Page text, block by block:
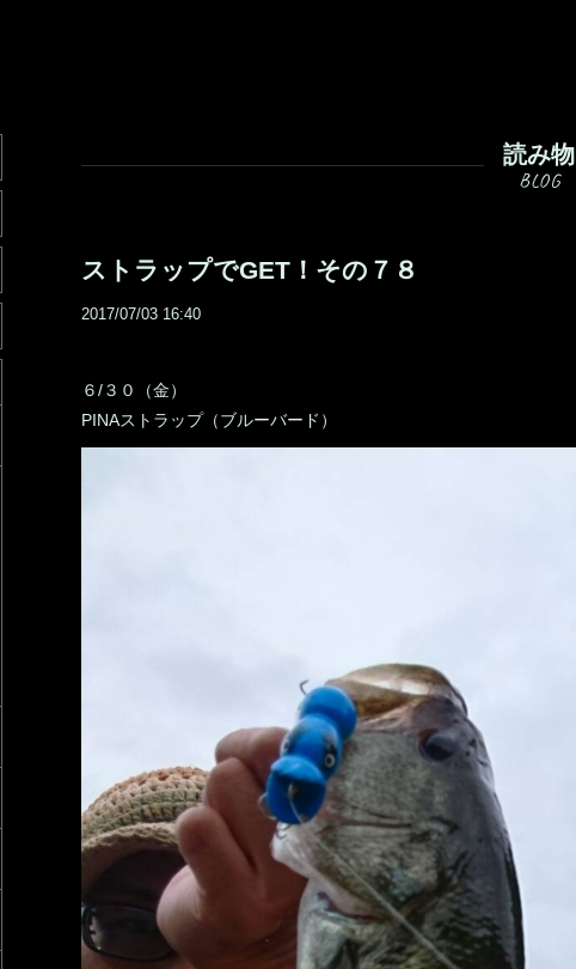
読み物
ストラップでGET！その７８
2017/07/03 16:40
６/３０（金）
PINAストラップ（ブルーバード）